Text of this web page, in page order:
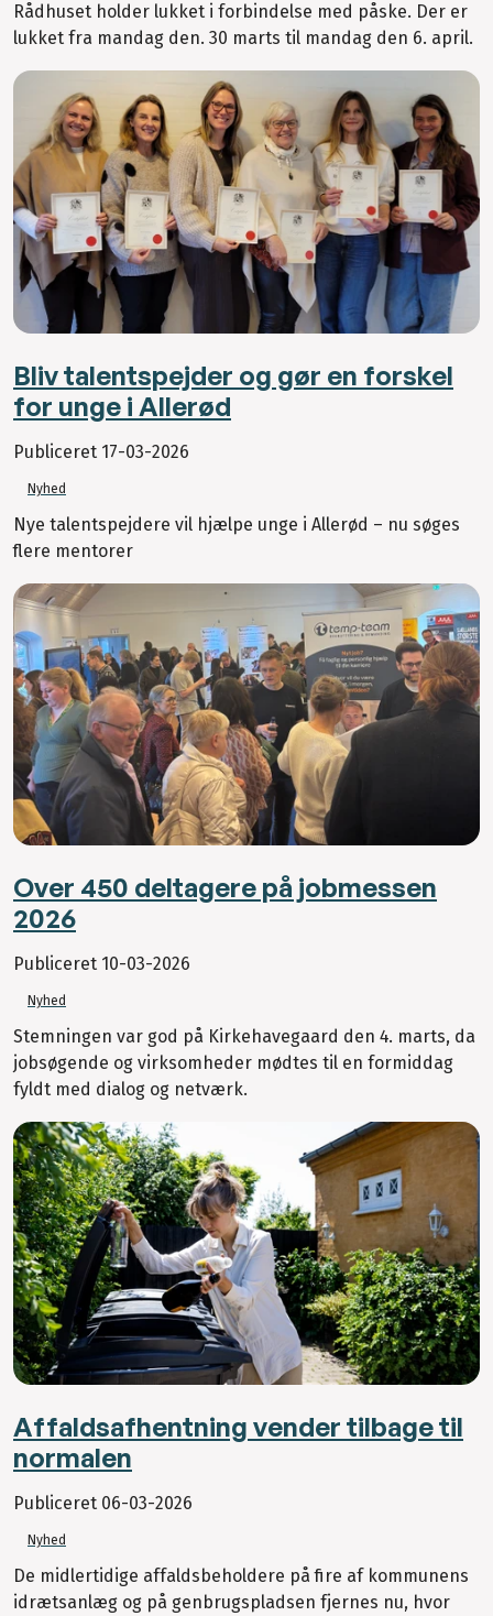
Rådhuset holder lukket i forbindelse med påske. Der er
lukket fra mandag den. 30 marts til mandag den 6. april.
Bliv talentspejder og gør en forskel
for unge i Allerød
Publiceret 17-03-2026
Nyhed
Nye talentspejdere vil hjælpe unge i Allerød – nu søges
flere mentorer
Over 450 deltagere på jobmessen
2026
Publiceret 10-03-2026
Nyhed
Stemningen var god på Kirkehavegaard den 4. marts, da
jobsøgende og virksomheder mødtes til en formiddag
fyldt med dialog og netværk.
Affaldsafhentning vender tilbage til
normalen
Publiceret 06-03-2026
Nyhed
De midlertidige affaldsbeholdere på fire af kommunens
idrætsanlæg og på genbrugspladsen fjernes nu, hvor